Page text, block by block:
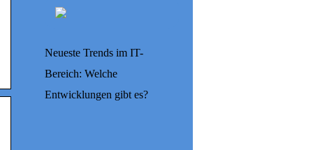
Neueste Trends im IT-
Bereich: Welche
Entwicklungen gibt es?